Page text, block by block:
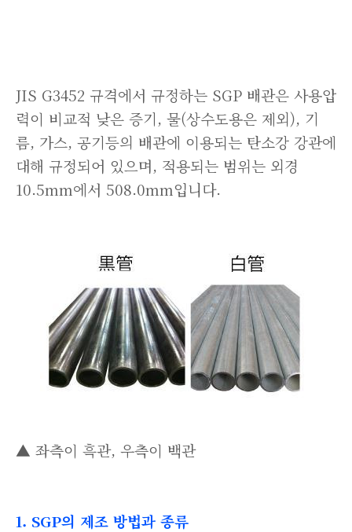
JIS G3452 규격에서 규정하는 SGP 배관은 사용압
력이 비교적 낮은 증기, 물(상수도용은 제외), 기
름, 가스, 공기등의 배관에 이용되는 탄소강 강관에
대해 규정되어 있으며, 적용되는 범위는 외경
10.5mm에서 508.0mm입니다.
▲ 좌측이 흑관, 우측이 백관
1. SGP의 제조 방법과 종류